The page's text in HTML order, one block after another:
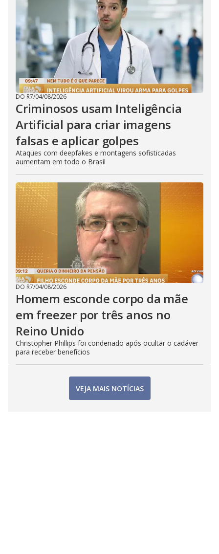
DO R7/04/08/2026
Criminosos usam Inteligência
Artificial para criar imagens
falsas e aplicar golpes
Ataques com deepfakes e montagens sofisticadas
aumentam em todo o Brasil
DO R7/04/08/2026
Homem esconde corpo da mãe
em freezer por três anos no
Reino Unido
Christopher Phillips foi condenado após ocultar o cadáver
para receber benefícios
VEJA MAIS NOTÍCIAS